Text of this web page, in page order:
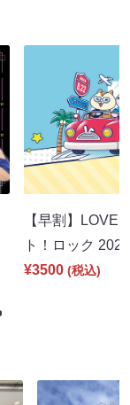
【早割】LOVE
ト！ロック
¥3500 (税込)